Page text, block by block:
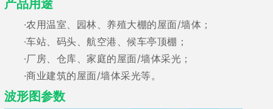
产品用途
·农用温室、园林、养殖大棚的屋面/墙体；
·车站、码头、航空港、候车亭顶棚；
·厂房、仓库、家庭的屋面/墙体采光；
·商业建筑的屋面/墙体采光等。
波形图参数